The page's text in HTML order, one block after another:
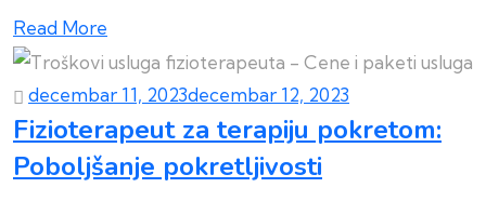
Read More
decembar 11, 2023decembar 12, 2023
Fizioterapeut za terapiju pokretom:
Poboljšanje pokretljivosti